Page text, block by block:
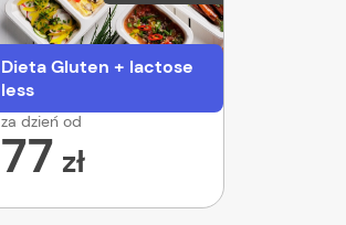
Dieta Gluten + lactose
less
za dzień od
77 zł